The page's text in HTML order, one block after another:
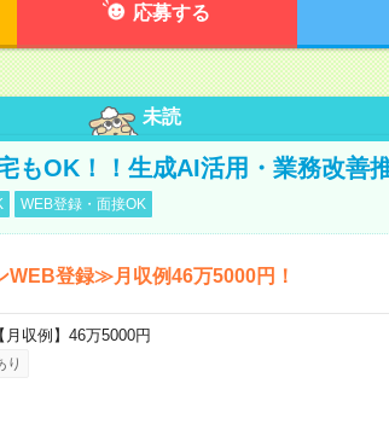
応募する
未読
もOK！！生成AI活用・業務改善
WEB登録・面接OK
登録≫月収例46万5000円！
収例】46万5000円
り